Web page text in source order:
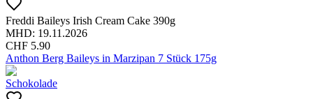
Freddi Baileys Irish Cream Cake 390g
MHD: 19.11.2026
CHF 5.90
Anthon Berg Baileys in Marzipan 7 Stück 175g
Schokolade